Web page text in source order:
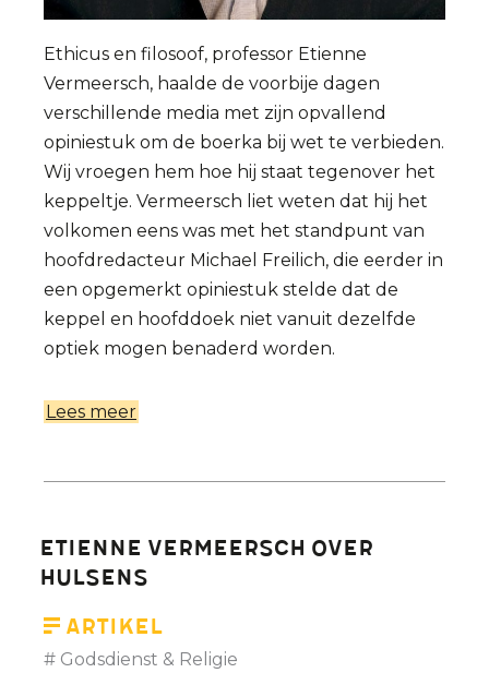
Ethicus en filosoof, professor Etienne
Vermeersch, haalde de voorbije dagen
verschillende media met zijn opvallend
opiniestuk om de boerka bij wet te verbieden.
Wij vroegen hem hoe hij staat tegenover het
keppeltje. Vermeersch liet weten dat hij het
volkomen eens was met het standpunt van
hoofdredacteur Michael Freilich, die eerder in
een opgemerkt opiniestuk stelde dat de
keppel en hoofddoek niet vanuit dezelfde
optiek mogen benaderd worden.
Lees meer
van
islamitische
hoofddoek”
Etienne Vermeersch over
Hulsens
Artikel
Godsdienst & Religie